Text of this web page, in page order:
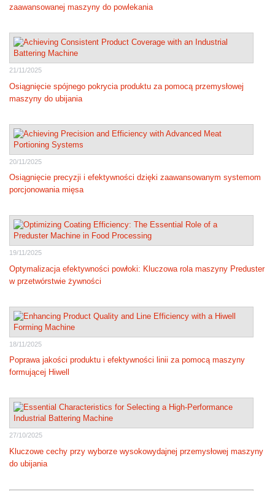
zaawansowanej maszyny do powlekania
21/11/2025
Osiągnięcie spójnego pokrycia produktu za pomocą przemysłowej
maszyny do ubijania
20/11/2025
Osiągnięcie precyzji i efektywności dzięki zaawansowanym systemom
porcjonowania mięsa
19/11/2025
Optymalizacja efektywności powłoki: Kluczowa rola maszyny Preduster
w przetwórstwie żywności
18/11/2025
Poprawa jakości produktu i efektywności linii za pomocą maszyny
formującej Hiwell
27/10/2025
Kluczowe cechy przy wyborze wysokowydajnej przemysłowej maszyny
do ubijania